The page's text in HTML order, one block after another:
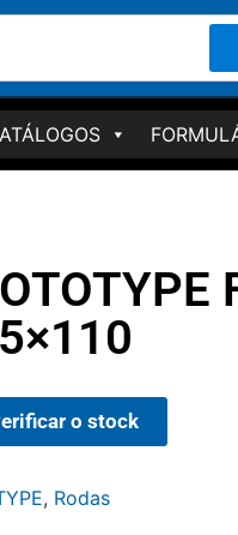
o stock
, Rodas